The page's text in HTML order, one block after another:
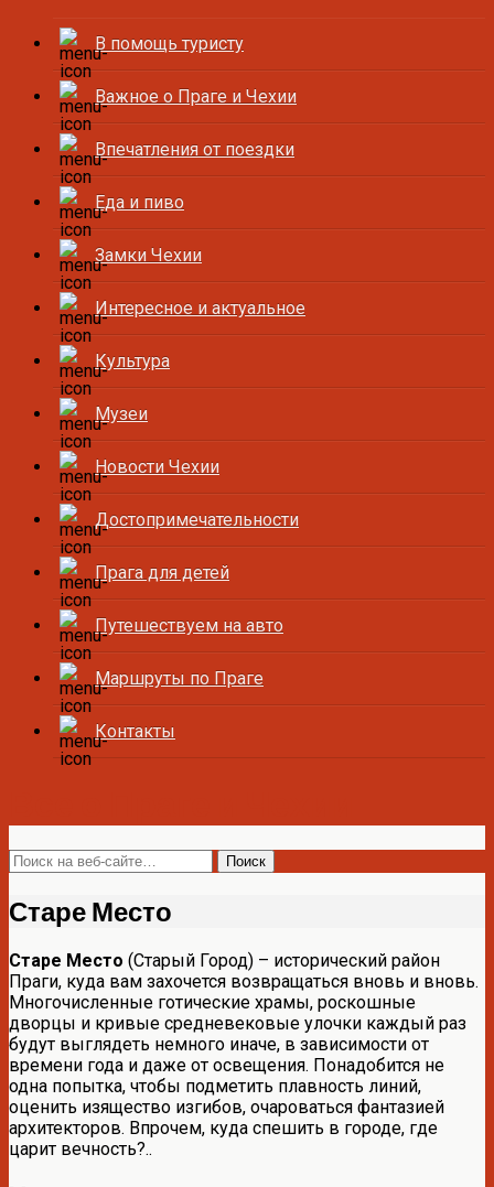
В помощь туристу
Важное о Праге и Чехии
Впечатления от поездки
Еда и пиво
Замки Чехии
Интересное и актуальное
Культура
Музеи
Новости Чехии
Достопримечательности
Прага для детей
Путешествуем на авто
Маршруты по Праге
Контакты
Старе Место
Старе Место (Старый Город) – исторический район
Праги, куда вам захочется возвращаться вновь и вновь.
Многочисленные готические храмы, роскошные
дворцы и кривые средневековые улочки каждый раз
будут выглядеть немного иначе, в зависимости от
времени года и даже от освещения. Понадобится не
одна попытка, чтобы подметить плавность линий,
оценить изящество изгибов, очароваться фантазией
архитекторов. Впрочем, куда спешить в городе, где
царит вечность?..